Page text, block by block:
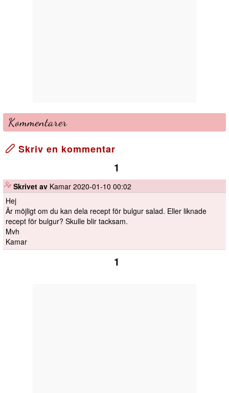
Kommentarer
Skriv en kommentar
1
Skrivet av Kamar 2020-01-10 00:02
Hej
Är möjligt om du kan dela recept för bulgur salad. Eller liknade
recept för bulgur? Skulle blir tacksam.
Mvh
Kamar
1